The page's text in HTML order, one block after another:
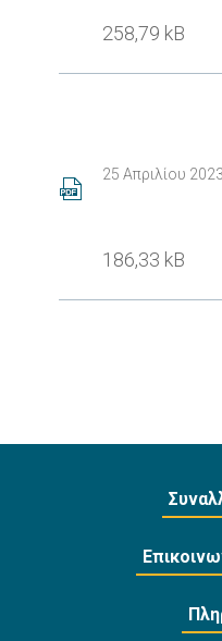
258,79 kB
25 Απριλίου 2023
186,33 kB